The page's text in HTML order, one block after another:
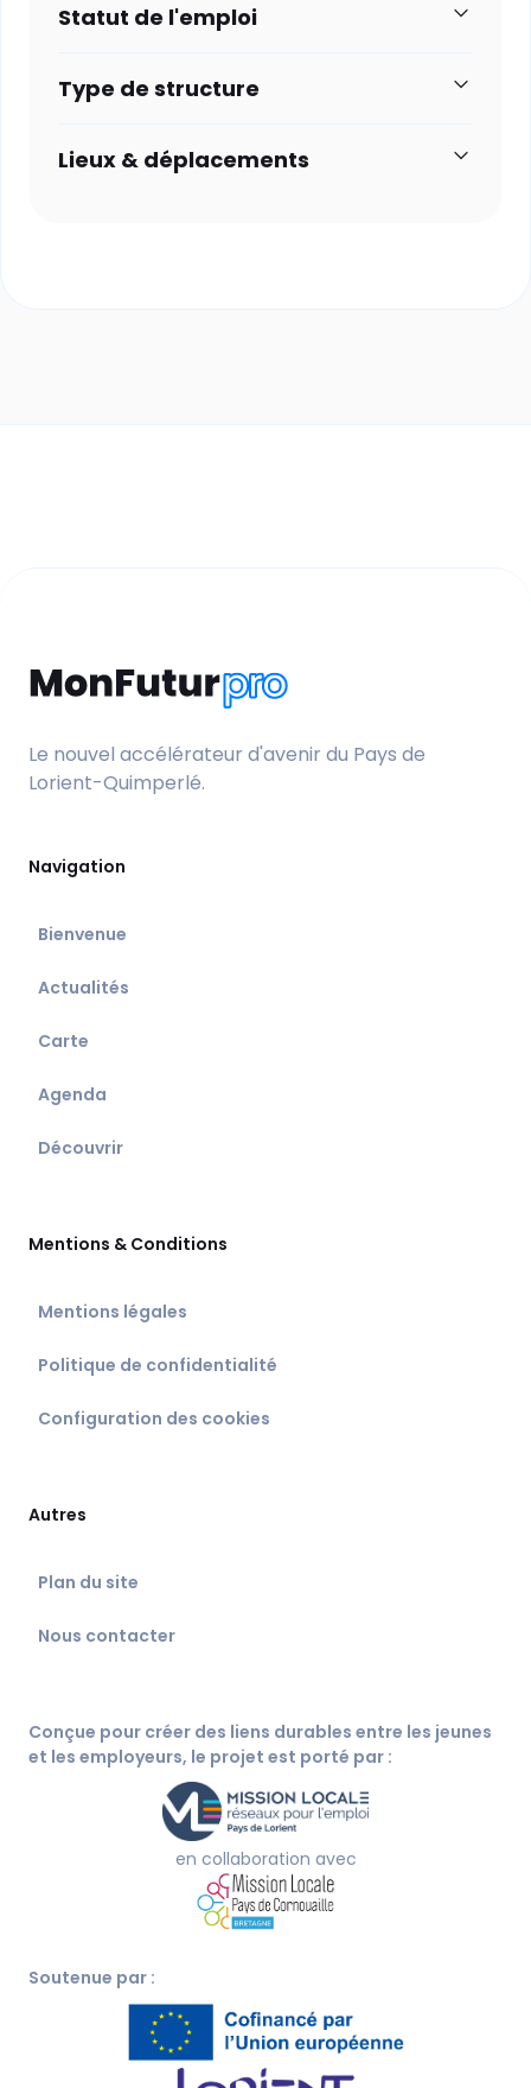
Statut de l'emploi
Type de structure
Lieux & déplacements
Le nouvel accélérateur d'avenir du Pays de
Lorient-Quimperlé.
Navigation
Bienvenue
Actualités
Carte
Agenda
Découvrir
Mentions & Conditions
Mentions légales
Politique de confidentialité
Configuration des cookies
Autres
Plan du site
Nous contacter
Conçue pour créer des liens durables entre les jeunes
et les employeurs, le projet est porté par :
en collaboration avec
Soutenue par :